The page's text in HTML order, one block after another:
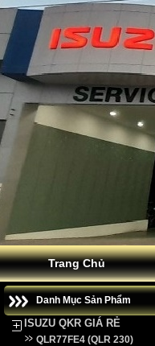
Trang Chủ
Danh Mục Sản Phẩm
ISUZU QKR GIÁ RẺ
QLR77FE4 (QLR 230)